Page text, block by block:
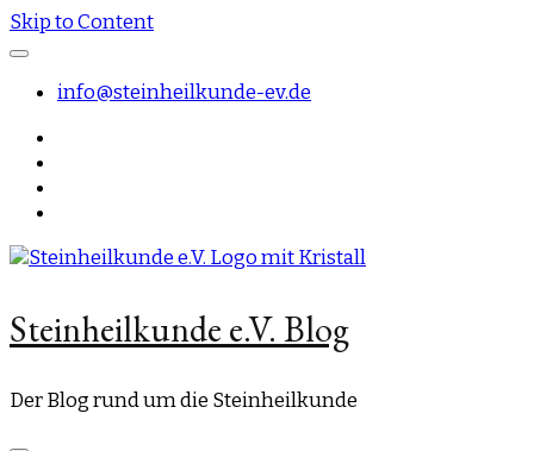
Skip to Content
info@steinheilkunde-ev.de
Steinheilkunde e.V. Blog
Der Blog rund um die Steinheilkunde